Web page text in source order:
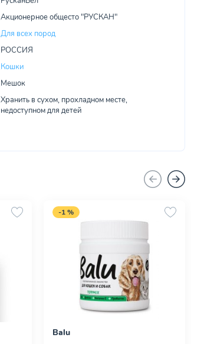
Акционерное общесто "РУСКАН"
Для всех пород
РОССИЯ
Кошки
Мешок
Хранить в сухом, прохладном месте,
недоступном для детей
-1 %
Balu